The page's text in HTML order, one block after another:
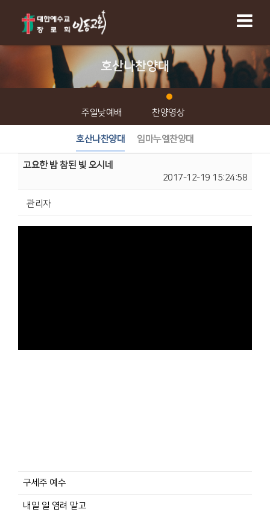
호산나찬양대
주일낮예배 찬양영상
호산나찬양대 임마누엘찬양대
고요한 밤 참된 빛 오시네
2017-12-19 15:24:58
관리자
구세주 예수
내일 일 염려 말고